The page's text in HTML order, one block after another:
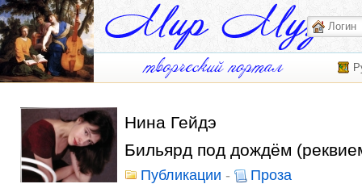
Нина Гейдэ
Бильярд под дождём
Публикации - Проза